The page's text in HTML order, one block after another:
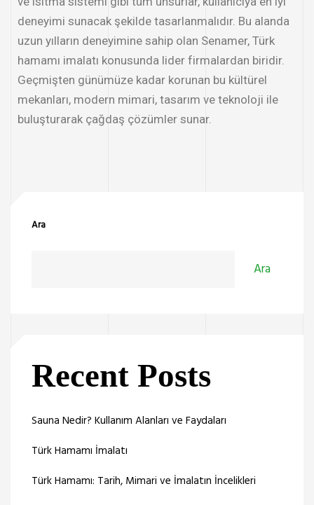
deneyimi sunacak şekilde tasarlanmalıdır. Bu alanda
uzun yılların deneyimine sahip olan Senamer, Türk
hamamı imalatı konusunda lider firmalardan biridir.
Geçmişten günümüze kadar korunan bu kültürel
mekanları, modern mimari, tasarım ve teknoloji ile
buluşturarak çağdaş çözümler sunar.
Ara
Ara
Recent Posts
Sauna Nedir? Kullanım Alanları ve Faydaları
Türk Hamamı İmalatı
Türk Hamamı: Tarih, Mimari ve İmalatın İncelikleri